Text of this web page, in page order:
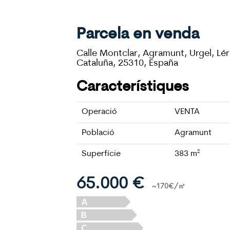
Parcela en venda
Calle Montclar, Agramunt, Urgel,
Cataluña, 25310, España
Característiques
Operació VENTA
Població Agramunt
Superfície 383 m²
65.000 € ~170€/㎡